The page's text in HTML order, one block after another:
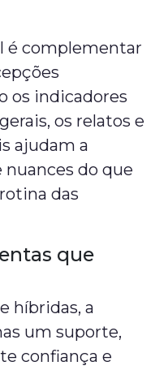
é complementar
os indicadores
os relatos e
ajudam a
nuances do que
das
que
híbridas, a
um suporte,
confiança e